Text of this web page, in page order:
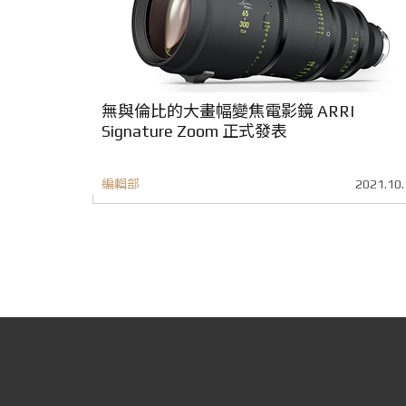
無與倫比的大畫幅變焦電影鏡 ARRI
Signature Zoom 正式發表
編輯部